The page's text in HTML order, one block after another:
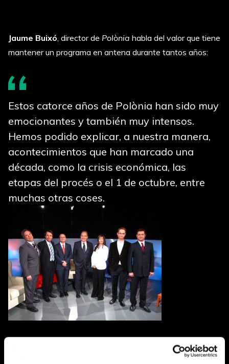
Jaume Buixó, director de Polònia habla del valor que tiene
mantener un programa en antena durante tantos años:
Estos catorce años de Polònia han sido muy
emocionantes y también muy intensos.
Hemos podido explicar, a nuestra manera,
acontecimientos que han marcado una
década, como la crisis económica, las
etapas del procés o el 1 de octubre, entre
muchas otras coses.
Hemos sobrevivido a cinco Presidentes de